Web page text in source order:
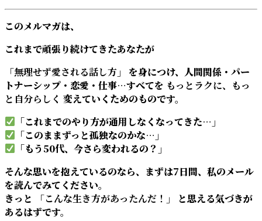
このメルマガは、
これまで頑張り続けてきたあなたが
「無理せず愛される話し方」
を身につけ、人間関係・パー
トナーシップ・恋愛・仕事…すべてを もっとラクに、もっ
と自分らしく 変えていくためのものです。
「これまでのやり方が通用しなくなってきた…」
「このままずっと孤独なのかな…」
「もう50代、今さら変われるの？」
そんな思いを抱えているのなら、まずは7日間、私のメール
を読んでみてください。
きっと
「こんな生き方があったんだ！」
と思える気づきが
あるはずです。